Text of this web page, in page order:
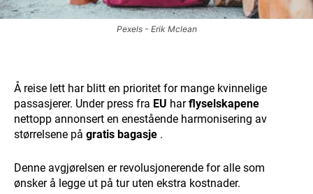
Pexels - Erik Mclean
Å reise lett har blitt en prioritet for mange kvinnelige
passasjerer. Under press fra EU harflyselskapene
nettopp annonsert en enestående harmonisering av
størrelsene på gratis bagasje .
Denne avgjørelsen er revolusjonerende for alle som
ønsker å legge ut på tur uten ekstra kostnader.